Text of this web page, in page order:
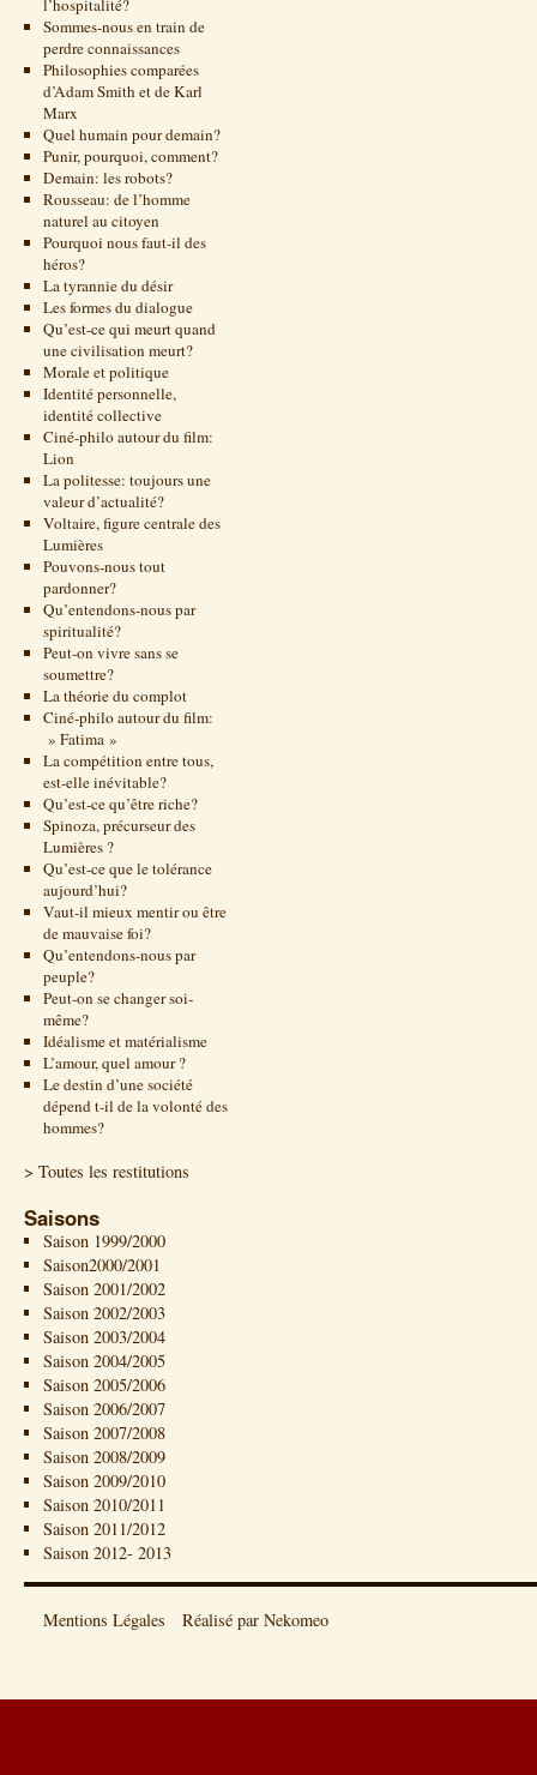
l’hospitalité?
Sommes-nous en train de
perdre connaissances
Philosophies comparées
d’Adam Smith et de Karl
Marx
Quel humain pour demain?
Punir, pourquoi, comment?
Demain: les robots?
Rousseau: de l’homme
naturel au citoyen
Pourquoi nous faut-il des
héros?
La tyrannie du désir
Les formes du dialogue
Qu’est-ce qui meurt quand
une civilisation meurt?
Morale et politique
Identité personnelle,
identité collective
Ciné-philo autour du film:
Lion
La politesse: toujours une
valeur d’actualité?
Voltaire, figure centrale des
Lumières
Pouvons-nous tout
pardonner?
Qu’entendons-nous par
spiritualité?
Peut-on vivre sans se
soumettre?
La théorie du complot
Ciné-philo autour du film:
» Fatima »
La compétition entre tous,
est-elle inévitable?
Qu’est-ce qu’être riche?
Spinoza, précurseur des
Lumières ?
Qu’est-ce que le tolérance
aujourd’hui?
Vaut-il mieux mentir ou être
de mauvaise foi?
Qu’entendons-nous par
peuple?
Peut-on se changer soi-
même?
Idéalisme et matérialisme
L’amour, quel amour ?
Le destin d’une société
dépend t-il de la volonté des
hommes?
> Toutes les restitutions
Saisons
Saison 1999/2000
Saison2000/2001
Saison 2001/2002
Saison 2002/2003
Saison 2003/2004
Saison 2004/2005
Saison 2005/2006
Saison 2006/2007
Saison 2007/2008
Saison 2008/2009
Saison 2009/2010
Saison 2010/2011
Saison 2011/2012
Saison 2012- 2013
Mentions Légales Réalisé par Nekomeo